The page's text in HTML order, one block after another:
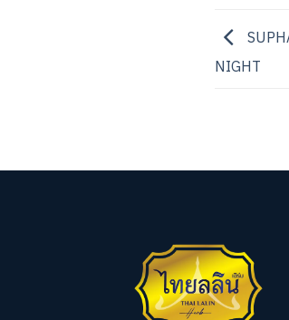
NIGHT